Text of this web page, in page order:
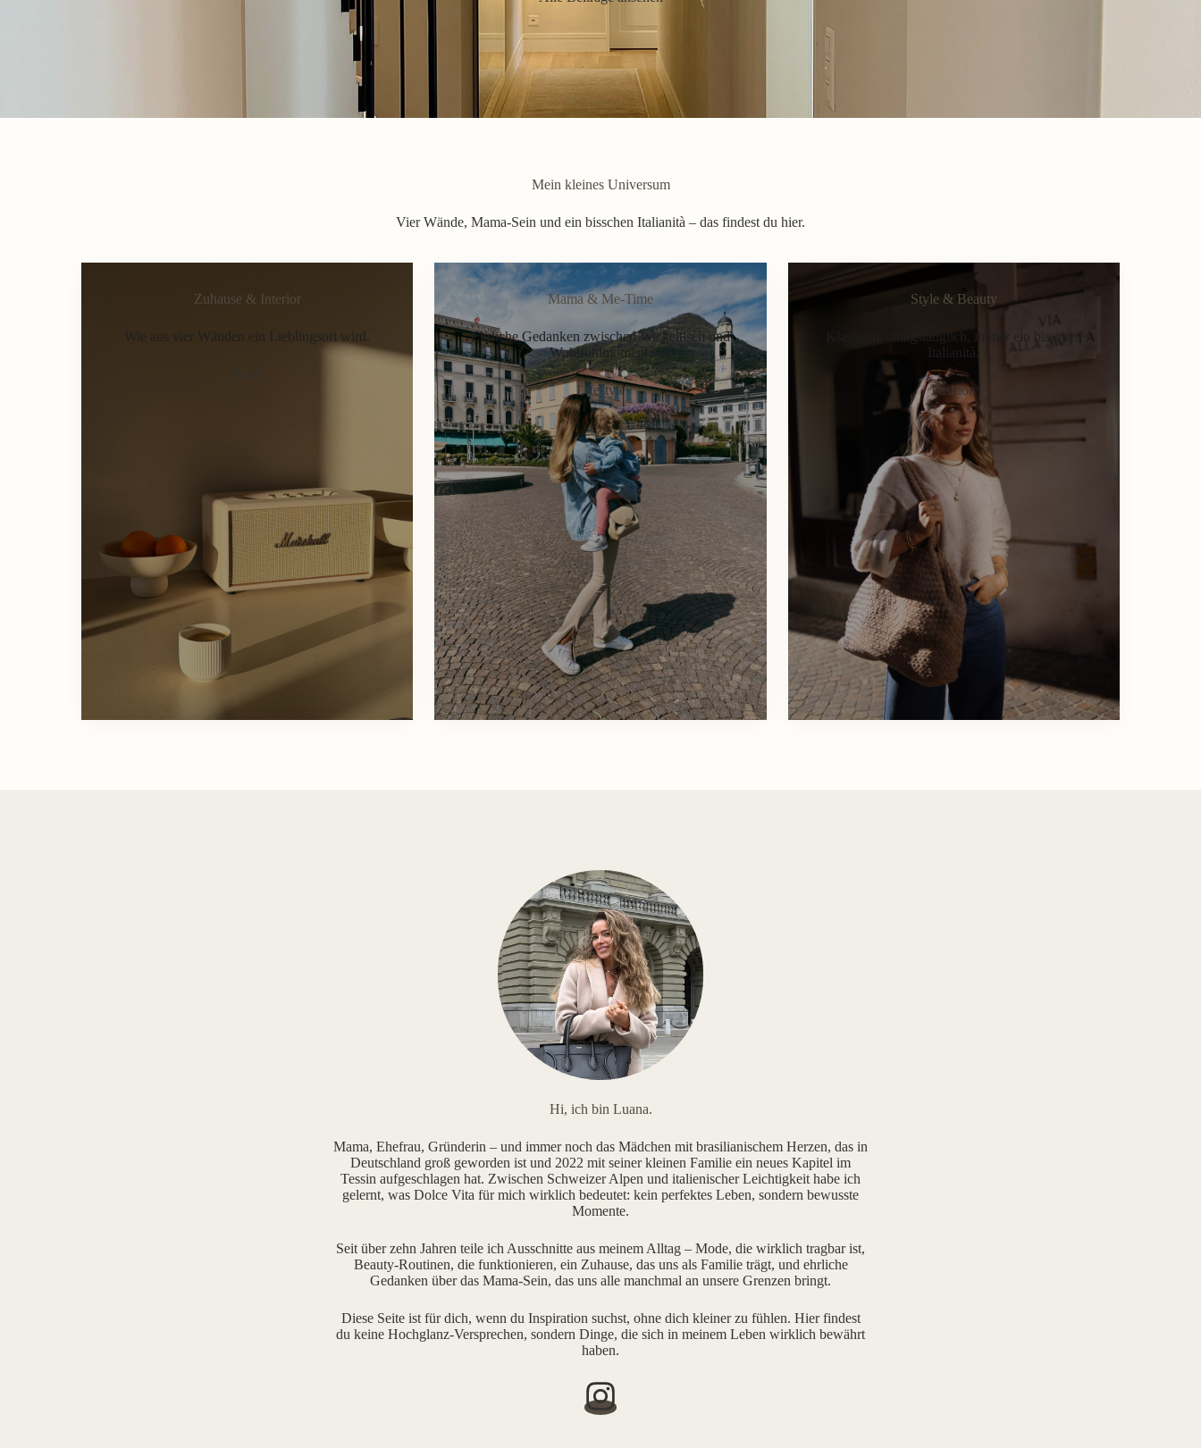
Mein kleines Universum
Vier Wände, Mama-Sein und ein bisschen Italianità – das findest du hier.
Zuhause & Interior
Wie aus vier Wänden ein Lieblingsort wird.
Mama & Me-Time
Ehrliche Gedanken zwischen Wickeltisch und
Wohlfühlmoment.
Lifestyle
Style & Beauty
Klassisch, alltagstauglich, immer ein bisschen
Italianità.
Fashion
Hi, ich bin Luana.
Mama, Ehefrau, Gründerin – und immer noch das Mädchen mit brasilianischem Herzen, das in
Deutschland groß geworden ist und 2022 mit seiner kleinen Familie ein neues Kapitel im
Tessin aufgeschlagen hat. Zwischen Schweizer Alpen und italienischer Leichtigkeit habe ich
gelernt, was Dolce Vita für mich wirklich bedeutet: kein perfektes Leben, sondern bewusste
Momente.
Seit über zehn Jahren teile ich Ausschnitte aus meinem Alltag – Mode, die wirklich tragbar ist,
Beauty-Routinen, die funktionieren, ein Zuhause, das uns als Familie trägt, und ehrliche
Gedanken über das Mama-Sein, das uns alle manchmal an unsere Grenzen bringt.
Diese Seite ist für dich, wenn du Inspiration suchst, ohne dich kleiner zu fühlen. Hier findest
du keine Hochglanz-Versprechen, sondern Dinge, die sich in meinem Leben wirklich bewährt
haben.